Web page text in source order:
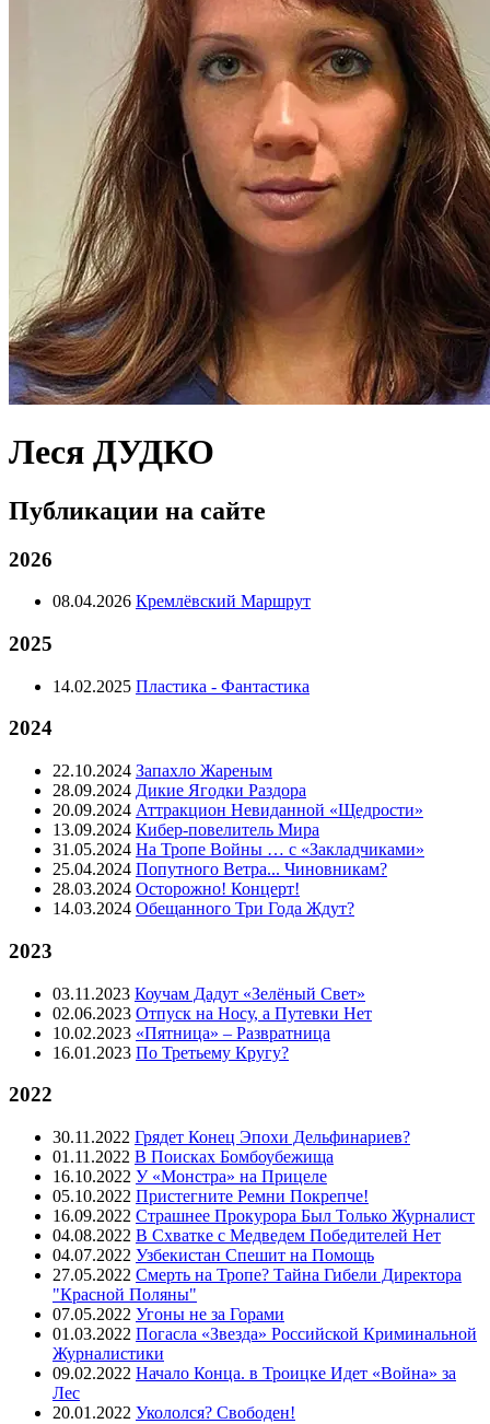
Леся ДУДКО
Публикации на сайте
2026
08.04.2026 Кремлёвский Маршрут
2025
14.02.2025 Пластика - Фантастика
2024
22.10.2024 Запахло Жареным
28.09.2024 Дикие Ягодки Раздора
20.09.2024 Аттракцион Невиданной «Щедрости»
13.09.2024 Кибер-повелитель Мира
31.05.2024 На Тропе Войны … с «Закладчиками»
25.04.2024 Попутного Ветра... Чиновникам?
28.03.2024 Осторожно! Концерт!
14.03.2024 Обещанного Три Года Ждут?
2023
03.11.2023 Коучам Дадут «Зелёный Свет»
02.06.2023 Отпуск на Носу, а Путевки Нет
10.02.2023 «Пятница» – Развратница
16.01.2023 По Третьему Кругу?
2022
30.11.2022 Грядет Конец Эпохи Дельфинариев?
01.11.2022 В Поисках Бомбоубежища
16.10.2022 У «Монстра» на Прицеле
05.10.2022 Пристегните Ремни Покрепче!
16.09.2022 Страшнее Прокурора Был Только Журналист
04.08.2022 В Схватке с Медведем Победителей Нет
04.07.2022 Узбекистан Спешит на Помощь
27.05.2022 Смерть на Тропе? Тайна Гибели Директора
"Красной Поляны"
07.05.2022 Угоны не за Горами
01.03.2022 Погасла «Звезда» Российской Криминальной
Журналистики
09.02.2022 Начало Конца. в Троицке Идет «Война» за
Лес
20.01.2022 Укололся? Свободен!